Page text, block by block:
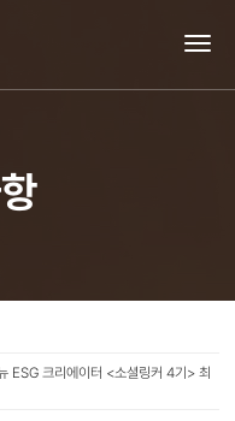
ESG 크리에이터 <소셜링커 4기> 최